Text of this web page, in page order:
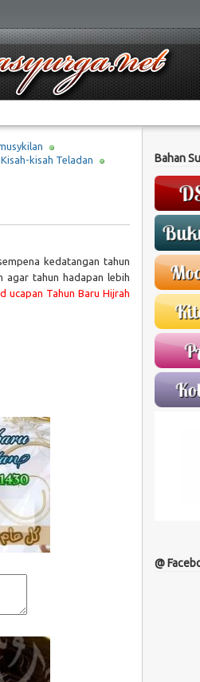
Kisah-kisah Teladan
kedatangan tahun
agar tahun hadapan lebih
ucapan Tahun Baru Hijrah
Bahan
@